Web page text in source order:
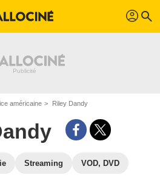
profil search
américaine Riley Dandy
Streaming VOD, DVD